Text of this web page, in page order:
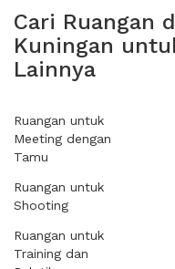
Cari Ruangan
Kuningan
Lainnya
Ruangan untuk
Meeting dengan
Tamu
Ruangan untuk
Shooting
Ruangan untuk
Training dan